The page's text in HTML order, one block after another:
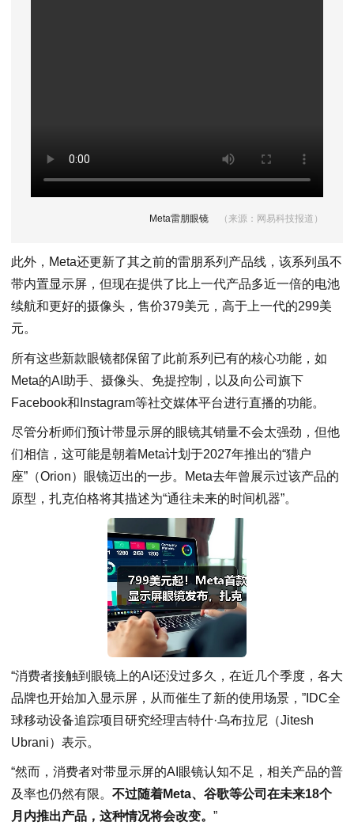
Meta雷朋眼镜 （来源：网易科技报道）
此外，Meta还更新了其之前的雷朋系列产品线，该系列虽不
带内置显示屏，但现在提供了比上一代产品多近一倍的电池
续航和更好的摄像头，售价379美元，高于上一代的299美
元。
所有这些新款眼镜都保留了此前系列已有的核心功能，如
Meta的AI助手、摄像头、免提控制，以及向公司旗下
Facebook和Instagram等社交媒体平台进行直播的功能。
尽管分析师们预计带显示屏的眼镜其销量不会太强劲，但他
们相信，这可能是朝着Meta计划于2027年推出的“猎户
座”（Orion）眼镜迈出的一步。Meta去年曾展示过该产品的
原型，扎克伯格将其描述为“通往未来的时间机器”。
“消费者接触到眼镜上的AI还没过多久，在近几个季度，各大
品牌也开始加入显示屏，从而催生了新的使用场景，”IDC全
球移动设备追踪项目研究经理吉特什·乌布拉尼（Jitesh
Ubrani）表示。
“然而，消费者对带显示屏的AI眼镜认知不足，相关产品的普
及率也仍然有限。 不过随着Meta、谷歌等公司在未来18个
月内推出产品，这种情况将会改变。 ”